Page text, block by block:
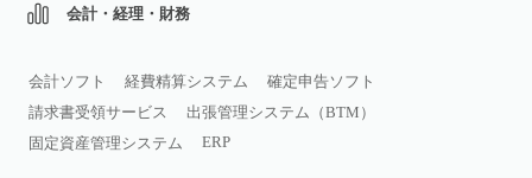
会計・経理・財務
会計ソフト 経費精算システム
確定申告ソフト
請求書受領サービス
出張管理システム（BTM）
固定資産管理システム
ERP